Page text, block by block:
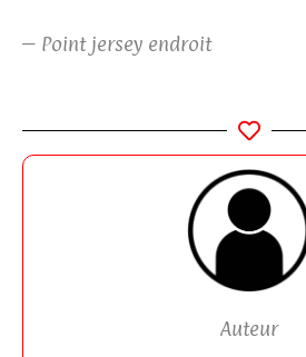
– Point jersey endroit
Auteur